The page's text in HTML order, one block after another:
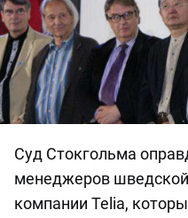
Суд Стокгольма
менеджеров
компании Telia,